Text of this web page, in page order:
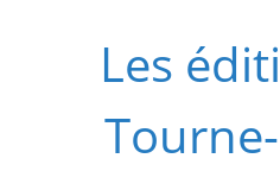
Les